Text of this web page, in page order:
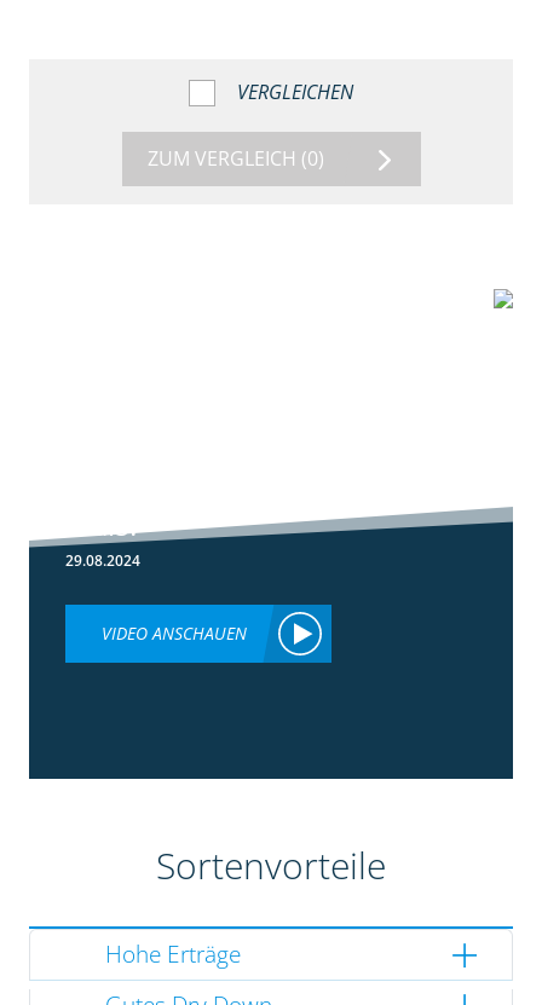
VERGLEICHEN
ZUM VERGLEICH (0)
Mais?
29.08.2024
VIDEO ANSCHAUEN
Sortenvorteile
Hohe Erträge